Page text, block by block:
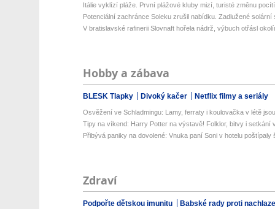
Itálie vyklízí pláže. První plážové kluby mizí, turisté změnu
Potenciální zachránce Soleku zrušil nabídku. Zadlužené solární
V bratislavské rafinerii Slovnaft hořela nádrž, výbuch otřásl
Hobby a zábava
BLESK Tlapky Divoký kačer Netflix filmy a seriály
Osvěžení ve Schladmingu: Lamy, ferraty i koulovačka v létě
Tipy na víkend: Harry Potter na výstavě! Folklor, bitvy i setkání
Přibývá paniky na dovolené: Vnuka paní Soni v hotelu poštípaly
Zdraví
Podpořte dětskou imunitu
Babské rady proti